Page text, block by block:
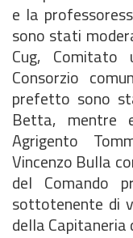
e la
sono stati
Cug, Comitato
Consorzio
prefetto sono
Betta, mentre
Agrigento
Vincenzo Bulla
del Comando
sottotenente di
della Capitaneria